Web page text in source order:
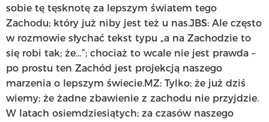
sobie tę tęsknotę za lepszym światem tego
Zachodu; który już niby jest też u nas.JBS: Ale często
w rozmowie słychać tekst typu „a na Zachodzie to
się robi tak; że…”; chociaż to wcale nie jest prawda –
po prostu ten Zachód jest projekcją naszego
marzenia o lepszym świecie.MZ: Tylko; że już dziś
wiemy; że żadne zbawienie z zachodu nie przyjdzie.
W latach osiemdziesiątych; za czasów naszego